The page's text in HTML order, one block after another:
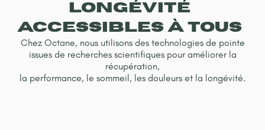
LONGÉVITÉ
ACCESSIBLES À TOUS
Chez Octane, nous utilisons des technologies de pointe
issues de recherches scientifiques pour améliorer la
récupération,
la performance, le sommeil, les douleurs et la longévité.